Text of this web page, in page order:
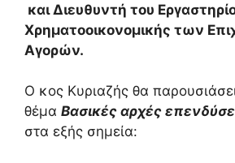
και Διευθυντή του
Χρηματοοικονομικής των
Αγορών.
Ο κος Κυριαζής θα
θέμα Βασικές αρχές
στα εξής σημεία: